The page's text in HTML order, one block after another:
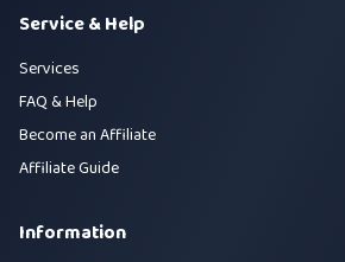
Service & Help
Services
FAQ & Help
Become an Affiliate
Affiliate Guide
Information